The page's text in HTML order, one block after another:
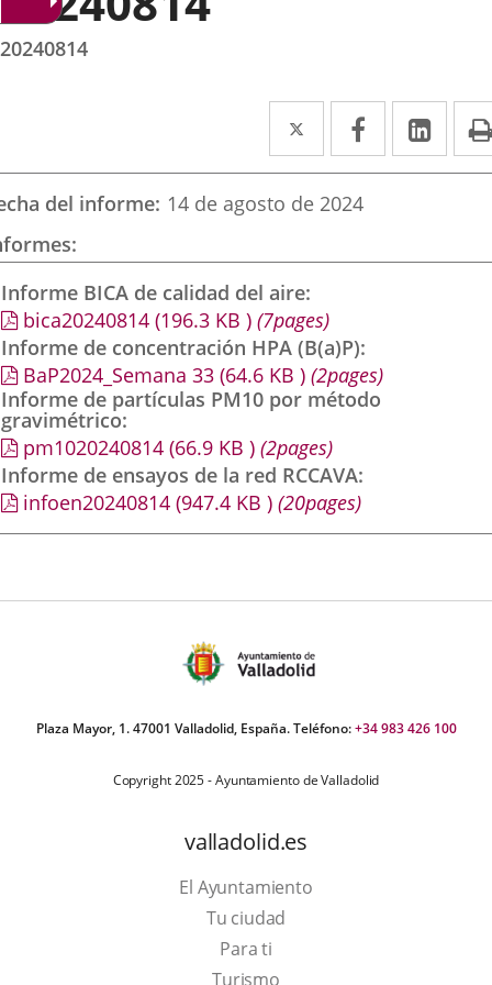
20240814
Twitter
Enlace
a
una
externa.
Facebook
Enlace
a
externa.
a
del informe 14 de agosto de 2024
Informe BICA de calidad del aire
bica20240814 (196.3 KB ) (7pages)
Informe de concentración HPA (B(a)P)
BaP2024_Semana 33 (64.6 KB ) (2pages)
Informe de partículas PM10 por método
gravimétrico
pm1020240814 (66.9 KB ) (2pages)
Informe de ensayos de la red RCCAVA
infoen20240814 (947.4 KB ) (20pages)
Plaza Mayor, 1. 47001 Valladolid, España. Teléfono:+34 983 426 100
Copyright 2025 - Ayuntamiento de Valladolid
valladolid.es
El Ayuntamiento
Tu ciudad
Para ti
TurismoEste